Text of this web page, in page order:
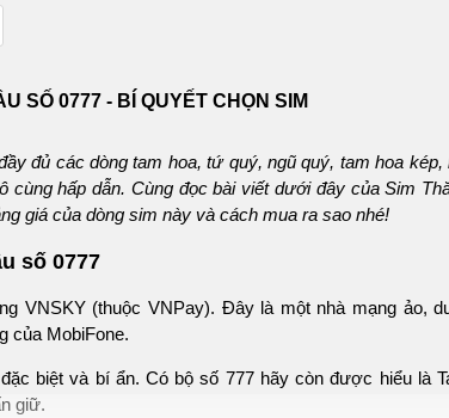
SỐ 0777 - BÍ QUYẾT CHỌN SIM
đủ các dòng tam hoa, tứ quý, ngũ quý, tam hoa kép,
hấp dẫn. Cùng đọc bài viết dưới đây của Sim
giá của dòng sim này và cách mua ra sao nhé!
số 0777
VNSKY (thuộc VNPay). Đây là một nhà mạng ảo,
của MobiFone.
biệt và bí ẩn. Có bộ số 777 hãy còn được hiểu là
giữ.